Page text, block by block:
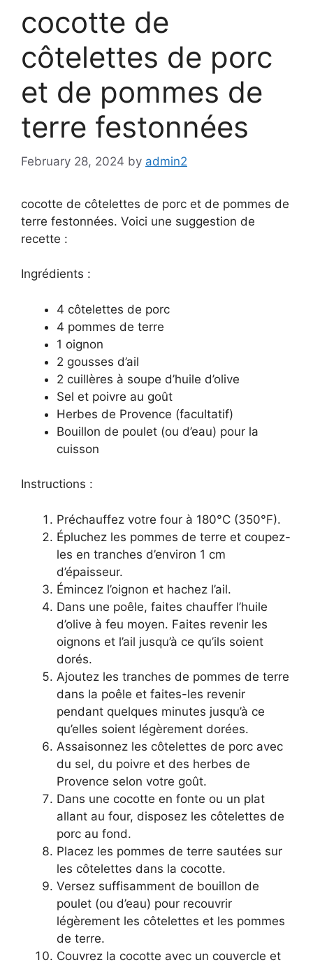
cocotte de
côtelettes de porc
et de pommes de
terre festonnées
February 28, 2024 by admin2
cocotte de côtelettes de porc et de pommes de
terre festonnées. Voici une suggestion de
recette :
Ingrédients :
4 côtelettes de porc
4 pommes de terre
1 oignon
2 gousses d’ail
2 cuillères à soupe d’huile d’olive
Sel et poivre au goût
Herbes de Provence (facultatif)
Bouillon de poulet (ou d’eau) pour la
cuisson
Instructions :
Préchauffez votre four à 180°C (350°F).
Épluchez les pommes de terre et coupez-
les en tranches d’environ 1 cm
d’épaisseur.
Émincez l’oignon et hachez l’ail.
Dans une poêle, faites chauffer l’huile
d’olive à feu moyen. Faites revenir les
oignons et l’ail jusqu’à ce qu’ils soient
dorés.
Ajoutez les tranches de pommes de terre
dans la poêle et faites-les revenir
pendant quelques minutes jusqu’à ce
qu’elles soient légèrement dorées.
Assaisonnez les côtelettes de porc avec
du sel, du poivre et des herbes de
Provence selon votre goût.
Dans une cocotte en fonte ou un plat
allant au four, disposez les côtelettes de
porc au fond.
Placez les pommes de terre sautées sur
les côtelettes dans la cocotte.
Versez suffisamment de bouillon de
poulet (ou d’eau) pour recouvrir
légèrement les côtelettes et les pommes
de terre.
Couvrez la cocotte avec un couvercle et